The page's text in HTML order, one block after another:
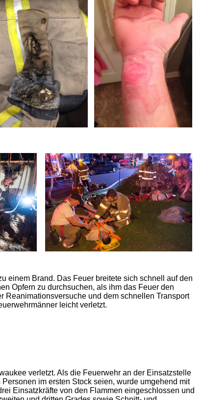
einem Brand. Das Feuer breitete sich schnell auf den
Opfern zu durchsuchen, als ihm das Feuer den
Reanimationsversuche und dem schnellen Transport
leicht verletzt.
verletzt. Als die Feuerwehr an der Einsatzstelle
im ersten Stock seien, wurde umgehend mit
Einsatzkräfte von den Flammen eingeschlossen und